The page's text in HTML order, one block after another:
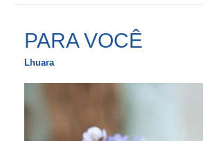
PARA VOCÊ
Lhuara